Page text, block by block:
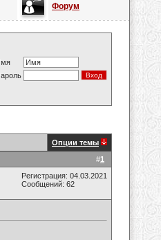
Форум
Опции темы
#1
Регистрация: 04.03.2021
Сообщений: 62